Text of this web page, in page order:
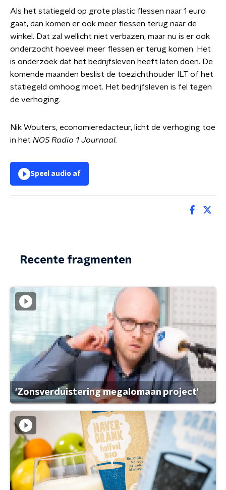
Als het statiegeld op grote plastic flessen naar 1 euro
gaat, dan komen er ook meer flessen terug naar de
winkel. Dat zal wellicht niet verbazen, maar nu is er ook
onderzocht hoeveel meer flessen er terug komen. Het
is onderzoek dat het bedrijfsleven heeft laten doen. De
komende maanden beslist de toezichthouder ILT of het
statiegeld omhoog moet. Het bedrijfsleven is fel tegen
de verhoging.
Nik Wouters, economieredacteur, licht de verhoging toe
in het NOS Radio 1 Journaal.
Speel audio af
Recente fragmenten
'Zonsverduistering megalomaan project'